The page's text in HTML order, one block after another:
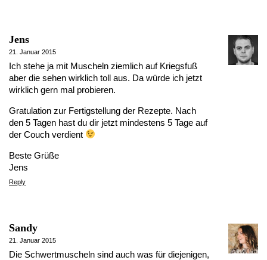
Jens
21. Januar 2015
Ich stehe ja mit Muscheln ziemlich auf Kriegsfuß
aber die sehen wirklich toll aus. Da würde ich jetzt
wirklich gern mal probieren.
Gratulation zur Fertigstellung der Rezepte. Nach
den 5 Tagen hast du dir jetzt mindestens 5 Tage auf
der Couch verdient
Beste Grüße
Jens
Reply
Sandy
21. Januar 2015
Die Schwertmuscheln sind auch was für diejenigen,